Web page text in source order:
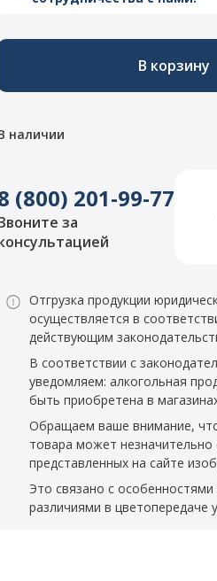
В корзину
наличии
(800) 201-99-77
за
Отгрузка продукции
осуществляется в
действующим
В соответствии с
уведомляем: алкогольная
быть приобретена в
Обращаем ваше внимание,
товара может незначительно
представленных на сайте
Это связано с особенностями
различиями в цветопередаче